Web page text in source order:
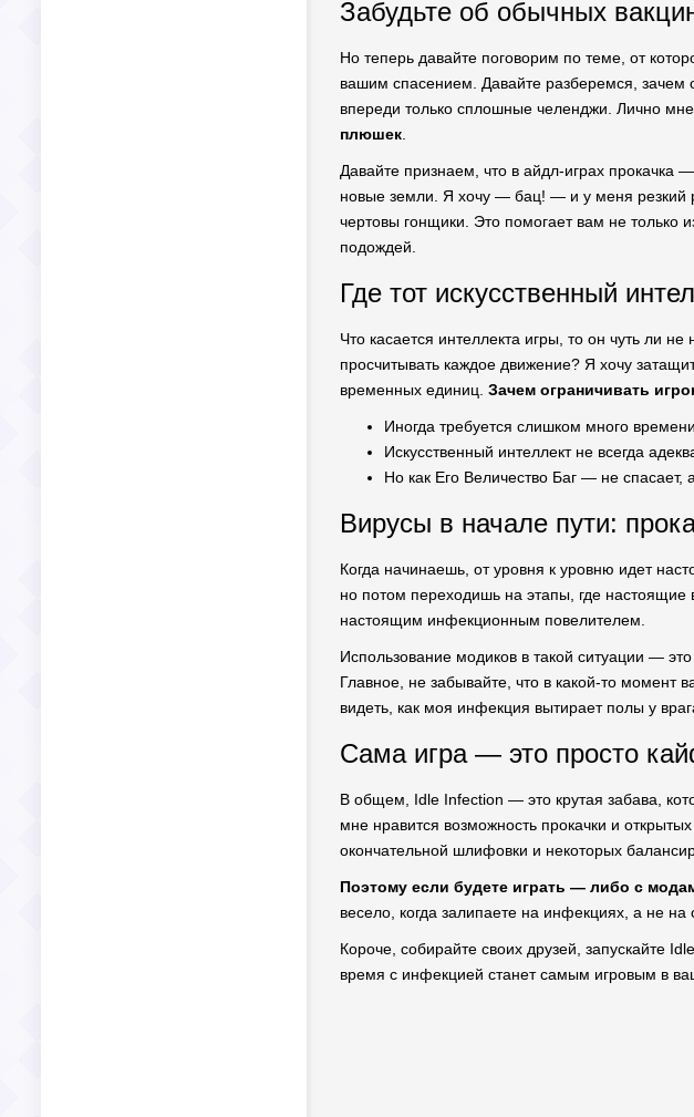
Забудьте об обычных
Но теперь давайте поговорим по теме, от
вашим спасением. Давайте разберемся, зачем
впереди только сплошные челенджи. Лично
плюшек
Давайте признаем, что в айдл-играх прокачка
новые земли. Я хочу — бац! — и у меня резкий
чертовы гонщики. Это помогает вам не только
подождей.
Где тот искусственный
Что касается интеллекта игры, то он чуть ли
просчитывать каждое движение? Я хочу
временных единиц. Зачем ограничивать
Иногда требуется слишком много
Искусственный интеллект не всегда
Но как Его Величество Баг — не спасает,
Вирусы в начале пути:
Когда начинаешь, от уровня к уровню идет
но потом переходишь на этапы, где настоящие
настоящим инфекционным повелителем.
Использование модиков в такой ситуации —
Главное, не забывайте, что в какой-то момент
видеть, как моя инфекция вытирает полы у
Сама игра — это просто
В общем, Idle Infection — это крутая забава,
мне нравится возможность прокачки и
окончательной шлифовки и некоторых
Поэтому если будете играть — либо с
весело, когда залипаете на инфекциях, а не на
Короче, собирайте своих друзей, запускайте
время с инфекцией станет самым игровым в